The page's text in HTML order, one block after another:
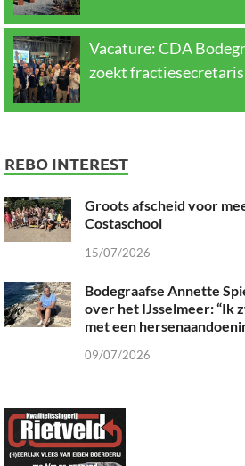
Vacature: CDA
zoekt fractiesecretaris
REBO INTEREST
Groots afscheid voor
Costaschool
15/07/2026
Bodegraafse Annette
over het IJsselmeer: “Ik
met een
09/07/2026